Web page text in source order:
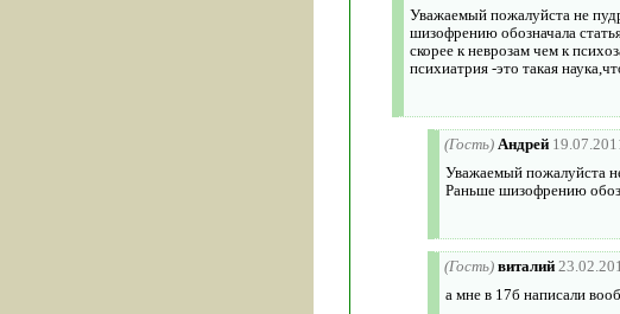
Уважаемый пожалуйста не
шизофрению обозначала
скорее к неврозам чем к
психиатрия -это такая
(Гость) Андрей
Уважаемый пожалуйста
Раньше шизофрению
(Гость) виталий
а мне в 17б написали